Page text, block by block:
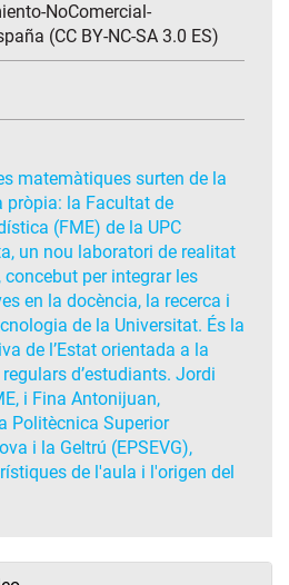
NoComercial-
(CC BY-NC-SA 3.0 ES)
matemàtiques surten de la
pròpia: la Facultat de
(FME) de la UPC
un nou laboratori de realitat
per integrar les
en la docència, la recerca i
de la Universitat. És la
de l’Estat orientada a la
d’estudiants. Jordi
i Fina Antonijuan,
Politècnica Superior
i la Geltrú (EPSEVG),
de l'aula i l'origen del